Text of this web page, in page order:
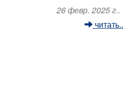
26 февр. 2025 г..
читать..